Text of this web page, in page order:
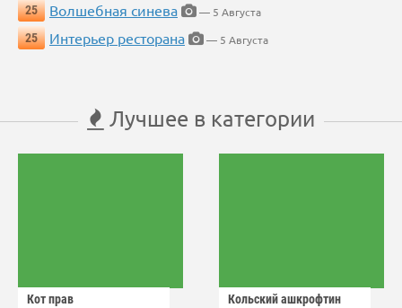
25
Волшебная синева
— 5 Августа
25
Интерьер ресторана — 5 Августа
Лучшее в категории
Кот прав Кольский ашкрофтин